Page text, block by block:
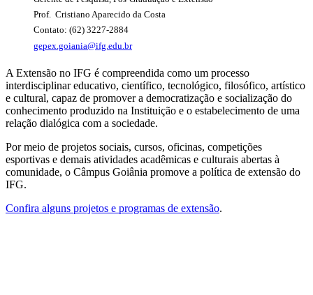
Prof. Cristiano Aparecido da Costa
Contato: (62) 3227-2884
gepex.goiania@ifg.edu.br
A Extensão no IFG é compreendida como um processo
interdisciplinar educativo, científico, tecnológico, filosófico, artístico
e cultural, capaz de promover a democratização e socialização do
conhecimento produzido na Instituição e o estabelecimento de uma
relação dialógica com a sociedade.
Por meio de projetos sociais, cursos, oficinas, competições
esportivas e demais atividades acadêmicas e culturais abertas à
comunidade, o Câmpus Goiânia promove a política de extensão do
IFG.
Confira alguns projetos e programas de extensão.